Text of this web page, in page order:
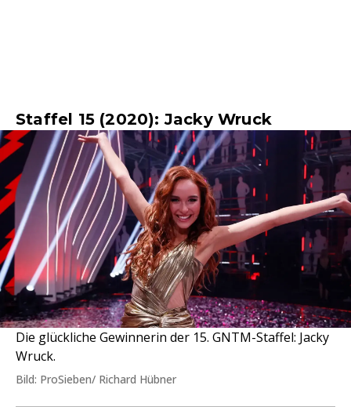
Staffel 15 (2020): Jacky Wruck
Die glückliche Gewinnerin der 15. GNTM-Staffel: Jacky
Wruck.
Bild: ProSieben/ Richard Hübner